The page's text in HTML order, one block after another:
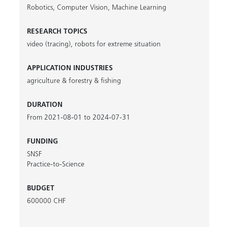
Robotics, Computer Vision Machine Learning
RESEARCH TOPICS
video (tracing), robots for extreme situation
APPLICATION INDUSTRIES
agriculture & forestry & fishing
DURATION
From 2021-08-01 to 2024-07-31
FUNDING
SNSF
Practice-to-Science
BUDGET
600000 CHF